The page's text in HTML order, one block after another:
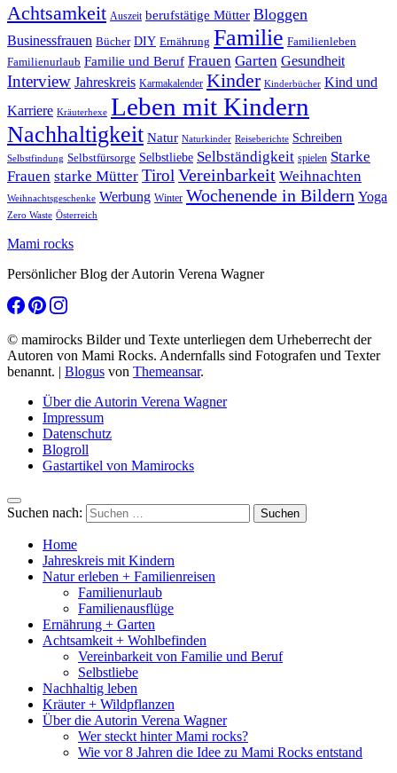
Achtsamkeit Auszeit berufstätige Mütter Bloggen
Businessfrauen Bücher DIY Ernährung Familie Familienleben
Familienurlaub Familie und Beruf Frauen Garten Gesundheit
Interview Jahreskreis Karmakalender Kinder Kinderbücher Kind und
Karriere Kräuterhexe Leben mit Kindern
Nachhaltigkeit Natur Naturkinder Reiseberichte Schreiben
Selbstfindung Selbstfürsorge Selbstliebe Selbständigkeit spielen Starke
Frauen starke Mütter Tirol Vereinbarkeit Weihnachten
Weihnachtsgeschenke Werbung Winter Wochenende in Bildern Yoga
Zero Waste Österreich
Mami rocks
Persönlicher Blog der Autorin Verena Wagner
© mamirocks Bilder und Texte unterliegen dem Urheberrecht der
Autoren von Mami Rocks. Andernfalls sind Fotografen und Texter
benannt. | Blogus von Themeansar.
Über die Autorin Verena Wagner
Impressum
Datenschutz
Blogroll
Gastartikel von Mamirocks
Suchen nach:
Home
Jahreskreis mit Kindern
Natur erleben + Familienreisen
Familienurlaub
Familienausflüge
Ernährung + Garten
Achtsamkeit + Wohlbefinden
Vereinbarkeit von Familie und Beruf
Selbstliebe
Nachhaltig leben
Kräuter + Wildpflanzen
Über die Autorin Verena Wagner
Wer steckt hinter Mami rocks?
Wie vor 8 Jahren die Idee zu Mami Rocks entstand